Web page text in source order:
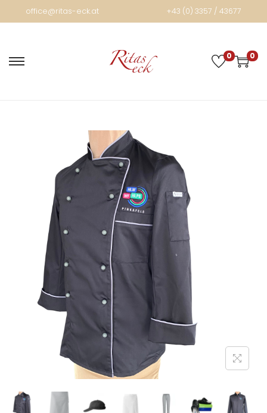
office@ritas-eck.at +43 (0) 3357 / 43677
0 0